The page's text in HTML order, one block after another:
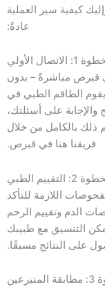
كيفية سير العملية
عادةً:
الاتصال الأولي
قبرص مباشرةً – بدون
الطاقم الطبي في
على أسئلتك،
ذلك بالكامل من خلال
فريقنا هنا في قبرص.
2: التقييم الطبي
اللازمة للتأكد
الدم وتقييم الرحم
التنسيق مع طبيبك
على النتائج مسبقًا.